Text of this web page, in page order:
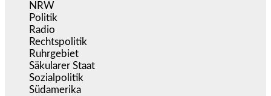
NRW
Politik
Radio
Rechtspolitik
Ruhrgebiet
Säkularer Staat
Sozialpolitik
Südamerika